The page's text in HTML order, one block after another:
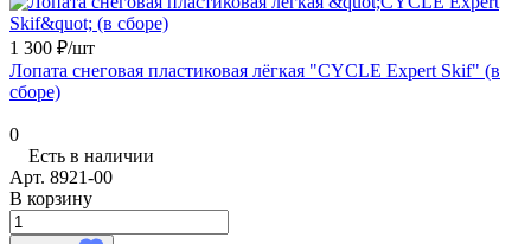
1 300 ₽/шт
Лопата снеговая пластиковая лёгкая "CYCLE Expert Skif" (в
сборе)
0
Есть в наличии
Арт. 8921-00
В корзину